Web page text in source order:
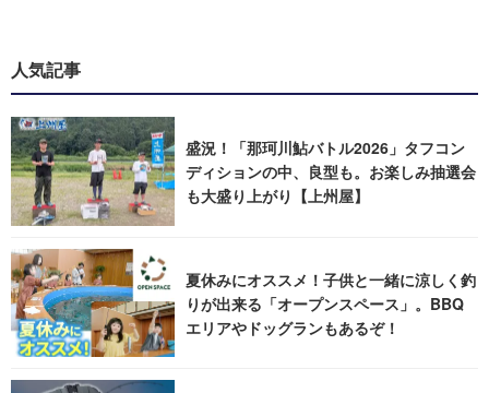
人気記事
盛況！「那珂川鮎バトル2026」タフコン
ディションの中、良型も。お楽しみ抽選会
も大盛り上がり【上州屋】
夏休みにオススメ！子供と一緒に涼しく釣
りが出来る「オープンスペース」。BBQ
エリアやドッグランもあるぞ！